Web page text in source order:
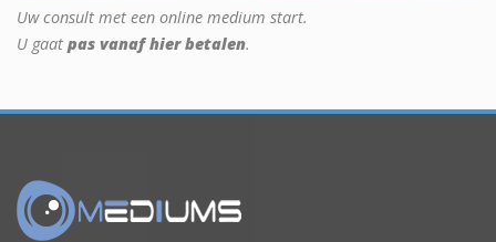
Uw consult met een online medium start.
U gaat pas vanaf hier betalen.